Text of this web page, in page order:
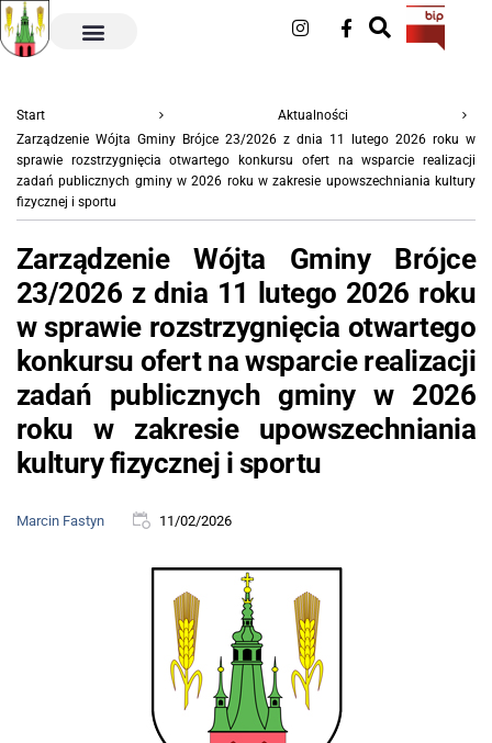
Start
Aktualności
Zarządzenie Wójta Gminy Brójce 23/2026 z dnia 11 lutego 2026 roku w
sprawie rozstrzygnięcia otwartego konkursu ofert na wsparcie realizacji
zadań publicznych gminy w 2026 roku w zakresie upowszechniania kultury
fizycznej i sportu
Zarządzenie Wójta Gminy Brójce
23/2026 z dnia 11 lutego 2026 roku
w sprawie rozstrzygnięcia otwartego
konkursu ofert na wsparcie realizacji
zadań publicznych gminy w 2026
roku w zakresie upowszechniania
kultury fizycznej i sportu
Marcin Fastyn 11/02/2026